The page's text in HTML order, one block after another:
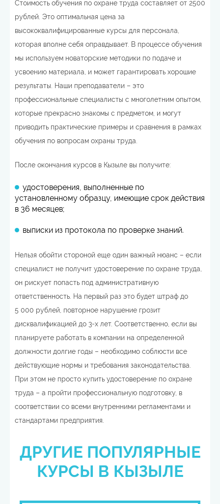
Стоимость обучения по охране труда составляет от 2500
рублей. Это оптимальная цена за
высококвалифицированные курсы для персонала,
которая вполне себя оправдывает. В процессе обучения
мы используем новаторские методики по подаче и
усвоению материала, и может гарантировать хорошие
результаты. Наши преподаватели – это
профессиональные специалисты с многолетним опытом,
которые прекрасно знакомы с предметом, и могут
приводить практические примеры и сравнения в рамках
обучения по вопросам охраны труда.
После окончания курсов в Кызыле вы получите:
удостоверения, выполненные по
установленному образцу, имеющие срок действия
в 36 месяцев;
выписки из протокола по проверке знаний.
Нельзя обойти стороной еще один важный нюанс – если
специалист не получит удостоверение по охране труда,
он рискует попасть под административную
ответственность. На первый раз это будет штраф до
5 000 рублей, повторное нарушение грозит
дисквалификацией до 3-х лет. Соответственно, если вы
планируете работать в компании на определенной
должности долгие годы – необходимо соблюсти все
действующие нормы и требования законодательства.
При этом не просто купить удостоверение по охране
труда – а пройти профессиональную подготовку, в
соответствии со всеми внутренними регламентами и
стандартами предприятия.
ДРУГИЕ ПОПУЛЯРНЫЕ
КУРСЫ В КЫЗЫЛЕ